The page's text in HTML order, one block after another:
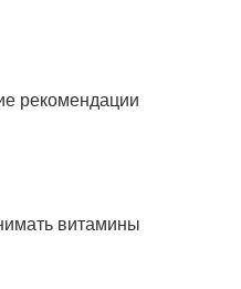
рекомендации
витамины